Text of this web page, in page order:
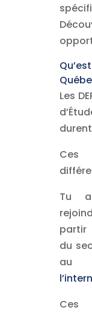
Les
Ces
Tu
partir
du
au